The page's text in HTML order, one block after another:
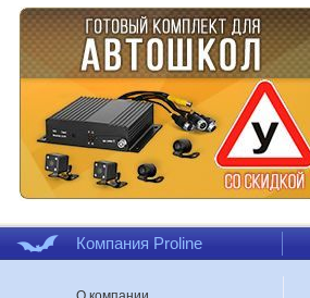
Компания Proline